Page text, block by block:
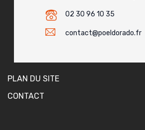
02 30 96 10 35
contact@poeldorado.fr
PLAN DU SITE
CONTACT